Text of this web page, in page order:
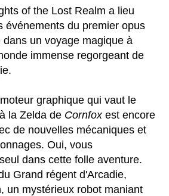
of the Lost Realm a lieu
événements du premier opus
un voyage magique à
immense regorgeant de
graphique qui vaut le
la Zelda de Cornfoxest encore
de nouvelles mécaniques et
Oui, vous
dans cette folle aventure.
Grand régent d'Arcadie,
un mystérieux robot maniant